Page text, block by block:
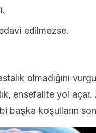
edilmezse.
olmadığını
ensefalite yol
başka koşulların